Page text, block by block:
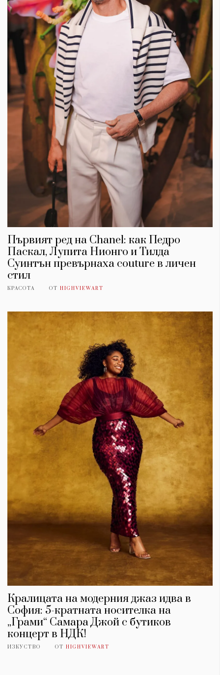
Първият ред на Chanel: как Педро
Паскал, Лупита Нионго и Тилда
Суинтън превърнаха couture в личен
стил
КРАСОТА ОТ HIGHVIEWART
Кралицата на модерния джаз идва в
София: 5-кратната носителка на
„Грами“ Самара Джой с бутиков
концерт в НДК!
ИЗКУСТВО ОТ HIGHVIEWART